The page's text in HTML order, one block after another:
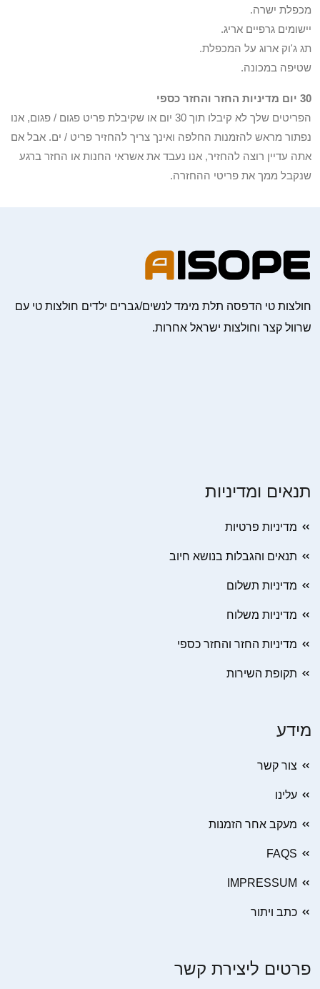
מכפלת ישרה.
יישומים גרפיים אריג.
תג ג'וק ארוג על המכפלת.
שטיפה במכונה.
30 יום מדיניות החזר והחזר כספי
הפריטים שלך לא קיבלו תוך 30 יום או שקיבלת פריט פגום / פגום, אנו
נפתור מראש להזמנות החלפה ואינך צריך להחזיר פריט / ים. אבל אם
אתה עדיין רוצה להחזיר, אנו נעבד את אשראי החנות או החזר ברגע
שנקבל ממך את פריטי ההחזרה.
חולצות טי הדפסה תלת מימד לנשים/גברים ילדים חולצות טי עם
שרוול קצר וחולצות ישראל אחרות.
תנאים ומדיניות
מדיניות פרטיות
תנאים והגבלות בנושא חיוב
מדיניות תשלום
מדיניות משלוח
מדיניות החזר והחזר כספי
תקופת השירות
מידע
צור קשר
עלינו
מעקב אחר הזמנות
FAQS
IMPRESSUM
כתב ויתור
פרטים ליצירת קשר